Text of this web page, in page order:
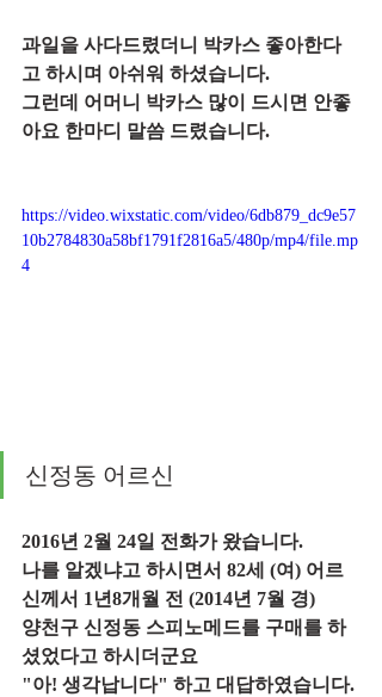
과일을 사다드렸더니 박카스 좋아한다
고 하시며 아쉬워 하셨습니다.
그런데 어머니 박카스 많이 드시면 안좋
아요 한마디 말씀 드렸습니다.
https://video.wixstatic.com/video/6db879_dc9e57
10b2784830a58bf1791f2816a5/480p/mp4/file.mp
4
신정동 어르신
2016년 2월 24일 전화가 왔습니다.
나를 알겠냐고 하시면서 82세 (여) 어르
신께서 1년8개월 전 (2014년 7월 경)
양천구 신정동 스피노메드를 구매를 하
셨었다고 하시더군요
"아! 생각납니다" 하고 대답하였습니다.